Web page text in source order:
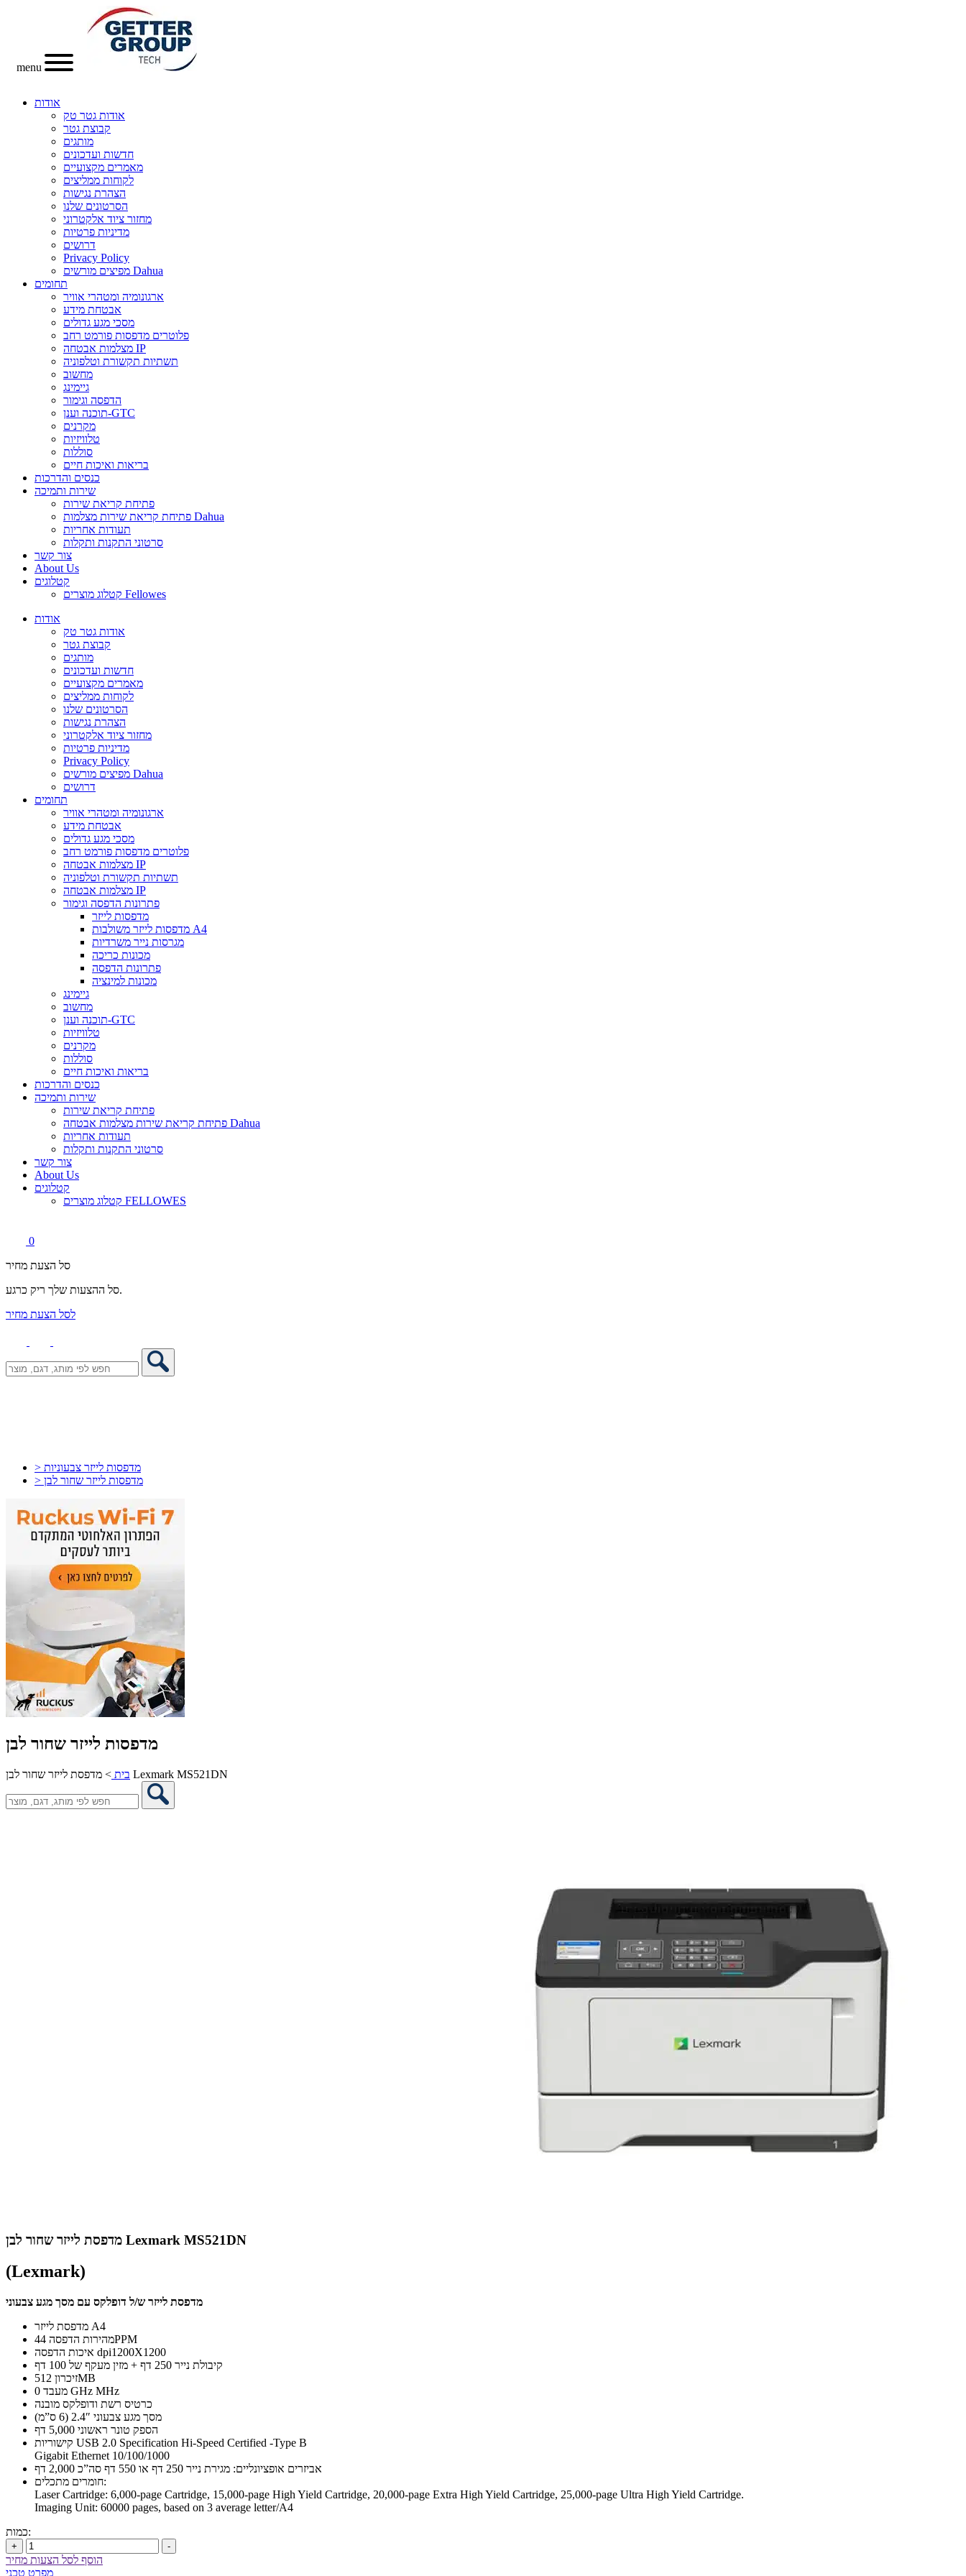
menu
אודות
אודות גטר טק
קבוצת גטר
מותגים
חדשות ועדכונים
מאמרים מקצועיים
לקוחות ממליצים
הצהרת נגישות
הסרטונים שלנו
מחזור ציוד אלקטרוני
מדיניות פרטיות
דרושים
Privacy Policy
מפיצים מורשים Dahua
תחומים
ארגונומיה ומטהרי אוויר
אבטחת מידע
מסכי מגע גדולים
פלוטרים מדפסות פורמט רחב
מצלמות אבטחה IP
תשתיות תקשורת וטלפוניה
מחשוב
גיימינג
הדפסה וגימור
תוכנה וענן-GTC
מקרנים
טלוויזיות
סוללות
בריאות ואיכות חיים
כנסים והדרכות
שירות ותמיכה
פתיחת קריאת שירות
פתיחת קריאת שירות מצלמות Dahua
תעודות אחריות
סרטוני התקנות ותקלות
צור קשר
About Us
קטלוגים
קטלוג מוצרים Fellowes
אודות
אודות גטר טק
קבוצת גטר
מותגים
חדשות ועדכונים
מאמרים מקצועיים
לקוחות ממליצים
הסרטונים שלנו
הצהרת נגישות
מחזור ציוד אלקטרוני
מדיניות פרטיות
Privacy Policy
מפיצים מורשים Dahua
דרושים
תחומים
ארגונומיה ומטהרי אוויר
אבטחת מידע
מסכי מגע גדולים
פלוטרים מדפסות פורמט רחב
מצלמות אבטחה IP
תשתיות תקשורת וטלפוניה
מצלמות אבטחה IP
פתרונות הדפסה וגימור
מדפסות לייזר
מדפסות לייזר משולבות A4
מגרסות נייר משרדיות
מכונות כריכה
פתרונות הדפסה
מכונות למינציה
גיימינג
מחשוב
תוכנה וענן-GTC
טלוויזיות
מקרנים
סוללות
בריאות ואיכות חיים
כנסים והדרכות
שירות ותמיכה
פתיחת קריאת שירות
פתיחת קריאת שירות מצלמות אבטחה Dahua
תעודות אחריות
סרטוני התקנות ותקלות
צור קשר
About Us
קטלוגים
קטלוג מוצרים FELLOWES
0
סל הצעת מחיר
סל ההצעות שלך ריק כרגע.
לסל הצעת מחיר
> מדפסות לייזר צבעוניות
> מדפסות לייזר שחור לבן
מדפסות לייזר שחור לבן
בית > מדפסת לייזר שחור לבן Lexmark MS521DN
מדפסת לייזר שחור לבן Lexmark MS521DN
(Lexmark)
מדפסת לייזר ש/ל דופלקס עם מסך מגע צבעוני
מדפסת לייזר A4
מהירות הדפסה 44PPM
איכות הדפסה dpi1200X1200
קיבולת נייר 250 דף + מזין מעקף של 100 דף
זיכרון 512MB
מעבד 0 GHz MHz
כרטיס רשת ודופלקס מובנה
מסך מגע צבעוני 2.4″ (6 ס”מ)
הספק טונר ראשוני 5,000 דף
קישוריות USB 2.0 Specification Hi-Speed Certified -Type B
Gigabit Ethernet 10/100/1000
אביזרים אופציונליים: מגירת נייר 250 דף או 550 דף סה”כ 2,000 דף
חומרים מתכלים:
Laser Cartridge: 6,000-page Cartridge, 15,000-page High Yield Cartridge, 20,000-page Extra High Yield Cartridge, 25,000-page Ultra High Yield Cartridge.
Imaging Unit: 60000 pages, based on 3 average letter/A4
כמות:
+ -
הוסף לסל הצעות מחיר
מפרט טכני